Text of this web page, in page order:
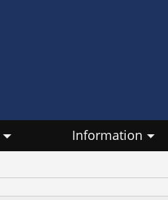
Information